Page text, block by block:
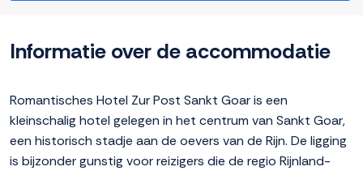
Informatie over de accommodatie
Romantisches Hotel Zur Post Sankt Goar is een
kleinschalig hotel gelegen in het centrum van Sankt Goar,
een historisch stadje aan de oevers van de Rijn. De ligging
is bijzonder gunstig voor reizigers die de regio Rijnland-